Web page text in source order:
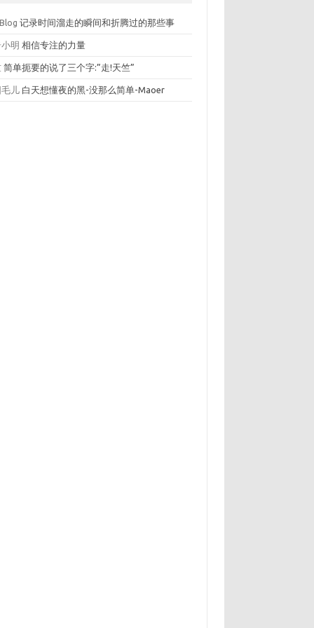
记录时间溜走的瞬间和折腾过的那些事
明 相信专注的力量
简单扼要的说了三个字:”走!天竺”
儿 白天想懂夜的黑-没那么简单-Maoer